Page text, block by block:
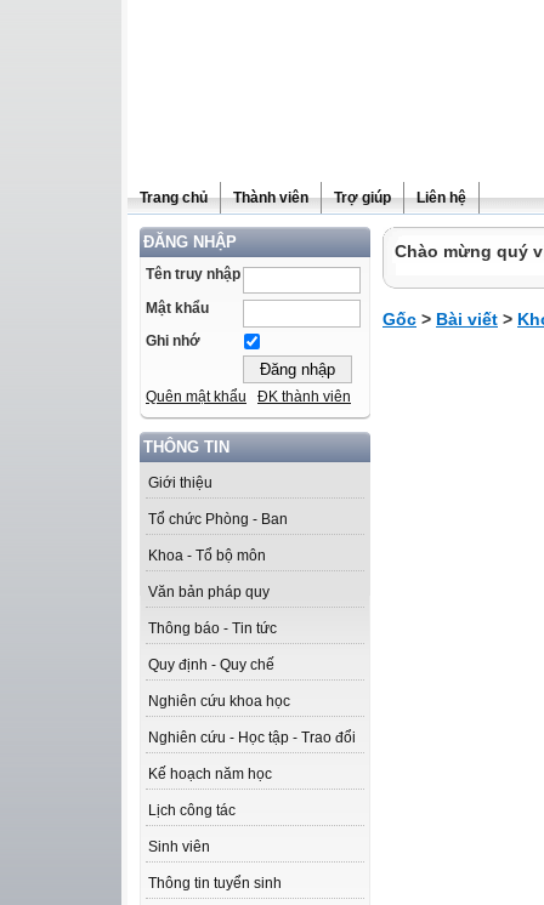
Trang chủ Thành viên Trợ giúp Liên hệ
ĐĂNG NHẬP
Tên truy nhập
Mật khẩu
Ghi nhớ
Quên mật khẩu ĐK thành viên
THÔNG TIN
Giới thiệu
Tổ chức Phòng - Ban
Khoa - Tổ bộ môn
Văn bản pháp quy
Thông báo - Tin tức
Quy định - Quy chế
Nghiên cứu khoa học
Nghiên cứu - Học tập - Trao đổi
Kế hoạch năm học
Lịch công tác
Sinh viên
Thông tin tuyển sinh
Chào mừng quý
Gốc > Bài viết >